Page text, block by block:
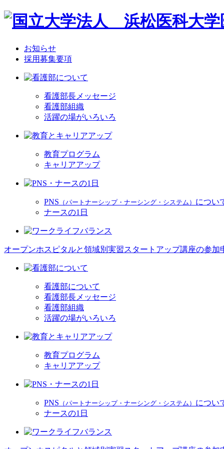
お知らせ
採用募集要項
看護部長メッセージ
看護部組織
活躍の場がいろいろ
教育プログラム
キャリアアップ
PNS （パートナーシップ・ナーシング・システム） につい
ナースの1日
オープンホスピタルと領域別実習スタートアップ講座の参加
看護部について
看護部長メッセージ
看護部組織
活躍の場がいろいろ
教育プログラム
キャリアアップ
PNS （パートナーシップ・ナーシング・システム） につい
ナースの1日